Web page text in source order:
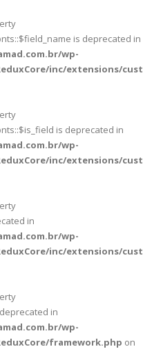
is deprecated in
wp-
inc/extensions/
is deprecated in
wp-
inc/extensions/
in
wp-
inc/extensions/
in
wp-
framework.php on